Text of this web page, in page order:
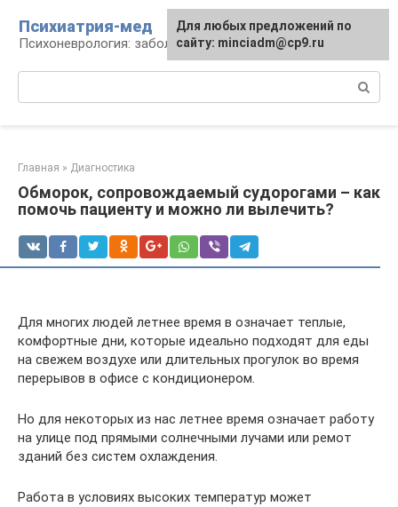
контенту
Психиатрия-мед
Психоневрология: заболевания и терапия
Главная » Диагностика
Обморок, сопровождаемый судорогами – как
помочь пациенту и можно ли вылечить?
Для многих людей летнее время в означает теплые,
комфортные дни, которые идеально подходят для еды
на свежем воздухе или длительных прогулок во время
перерывов в офисе с кондиционером.
Но для некоторых из нас летнее время означает работу
на улице под прямыми солнечными лучами или ремот
зданий без систем охлаждения.
Работа в условиях высоких температур может
Для любых предложений по
сайту: minciadm@cp9.ru